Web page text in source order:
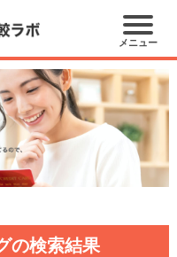
メニュー
の検索結果